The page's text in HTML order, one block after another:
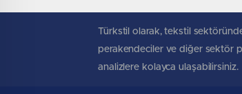
Türkstil olarak, tekstil
perakendeciler ve diğer sektör
analizlere kolayca ulaşabilirsiniz.